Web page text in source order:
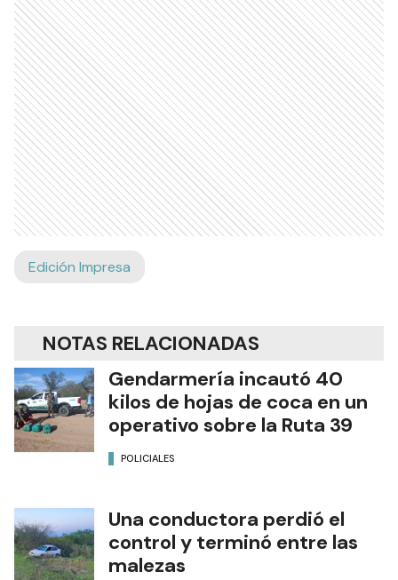
Edición Impresa
NOTAS RELACIONADAS
Gendarmería incautó 40
kilos de hojas de coca en un
operativo sobre la Ruta 39
POLICIALES
Una conductora perdió el
control y terminó entre las
malezas